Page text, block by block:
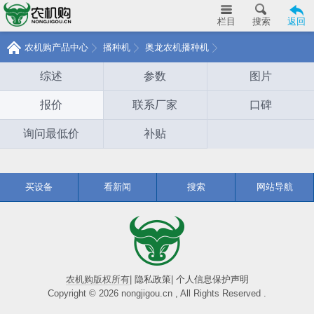
返回
搜索
栏目
农机购产品中心 播种机 奥龙农机播种机
综述 参数 图片
报价 联系厂家 口碑
询问最低价 补贴
买设备 看新闻 搜索 网站导航
农机购版权所有| 隐私政策| 个人信息保护声明
Copyright © 2026 nongjigou.cn , All Rights Reserved .